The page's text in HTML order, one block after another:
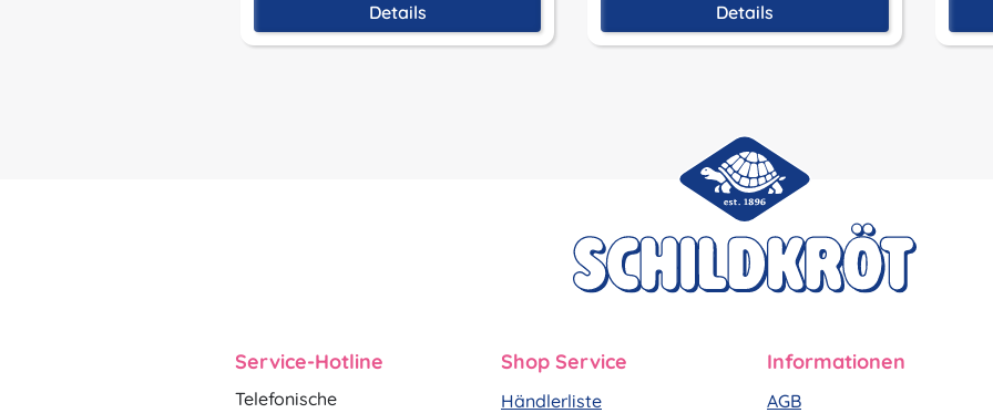
Details Details
Service-Hotline
Telefonische
Shop Service
Händlerliste
Informationen
AGB